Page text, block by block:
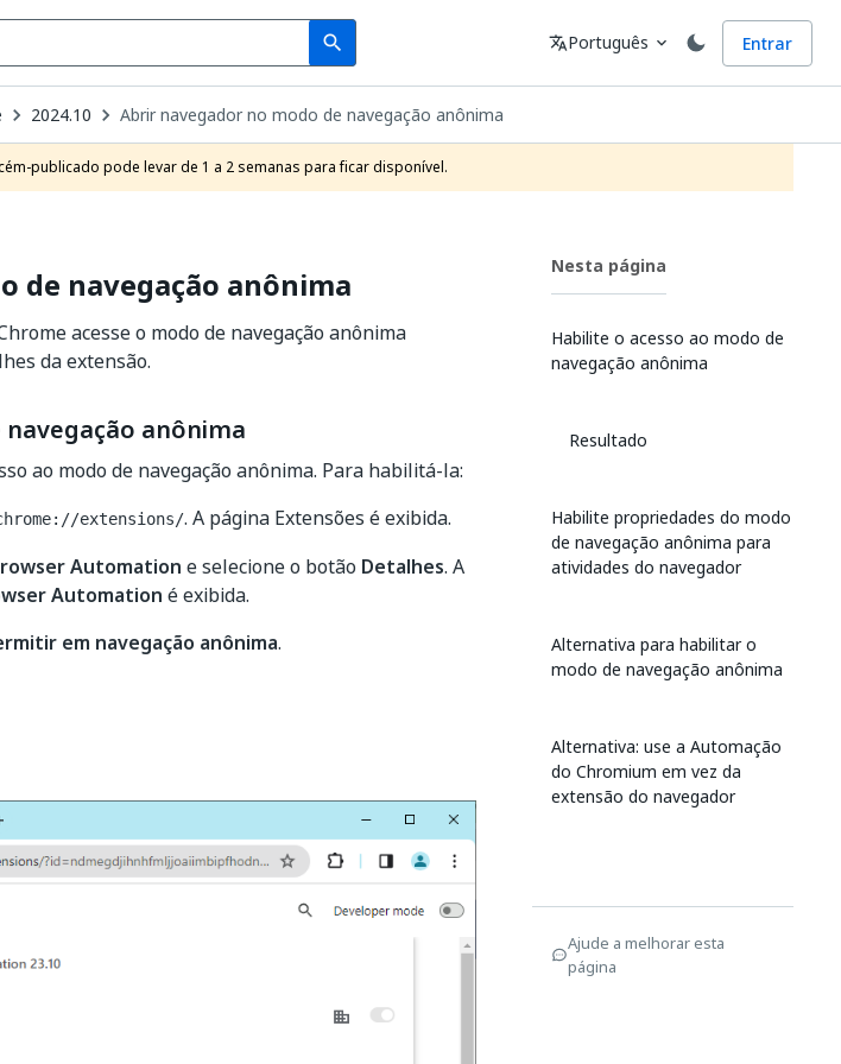
search
Search Idioma
translatePortuguês expand_more Entrar
2024.10 Abrir navegador no modo de navegação anônima
publicado pode levar de 1 a 2 semanas para ficar disponível.
de navegação anônima
acesse o modo de navegação anônima
da extensão.
anônima
ao modo de navegação anônima. Para habilitá-la:
extensions/. A página Extensões é exibida.
Automation e selecione o botão Detalhes. A
Automation é exibida.
em navegação anônima.
Nesta página
Habilite o acesso ao modo de
navegação anônima
Resultado
Habilite propriedades do modo
de navegação anônima para
atividades do navegador
Alternativa para habilitar o
modo de navegação anônima
Alternativa: use a Automação
do Chromium em vez da
extensão do navegador
Ajude a melhorar esta
página